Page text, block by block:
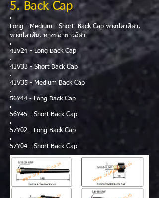
5. Back Cap
Long - Medium - Short Back Cap หางปลาสีดำ,
หางปลาสั้น, หางปลายาวสีดำ
41V24 - Long Back Cap
41V33 - Short Back Cap
41V35 - Medium Back Cap
56Y44 - Long Back Cap
56Y45 - Short Back Cap
57Y02 - Long Back Cap
57Y04 - Short Back Cap